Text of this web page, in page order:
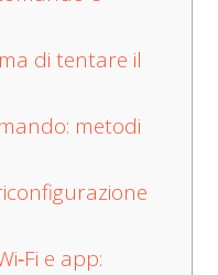
di tentare il
metodi
e app: